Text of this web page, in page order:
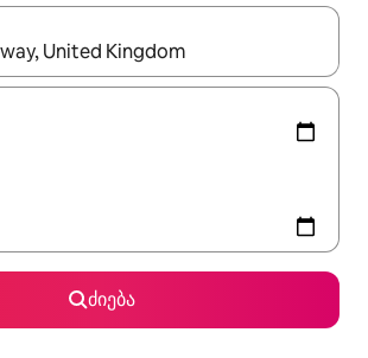
გახდება, ნავიგაციისთვის
ძიება